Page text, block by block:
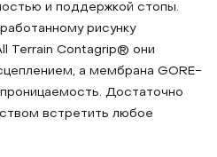
и поддержкой стопы.
рисунку
Terrain Contagrip® они
а мембрана GORE-
Достаточно
встретить любое